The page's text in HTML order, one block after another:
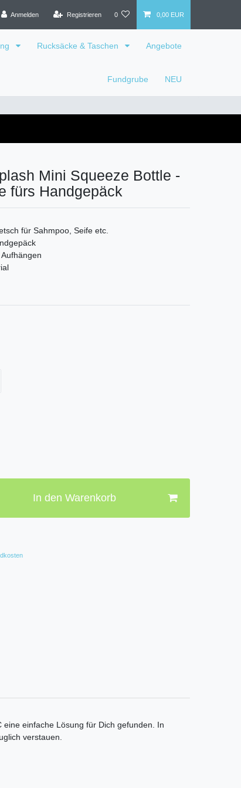
Anmelden Registrieren 0 0,00 EUR
Rucksäcke & Taschen Angebote
Fundgrube NEU
Mini Squeeze Bottle -
fürs Handgepäck
für Sahmpoo, Seife etc.
In den Warenkorb
einfache Lösung für Dich gefunden. In
verstauen.